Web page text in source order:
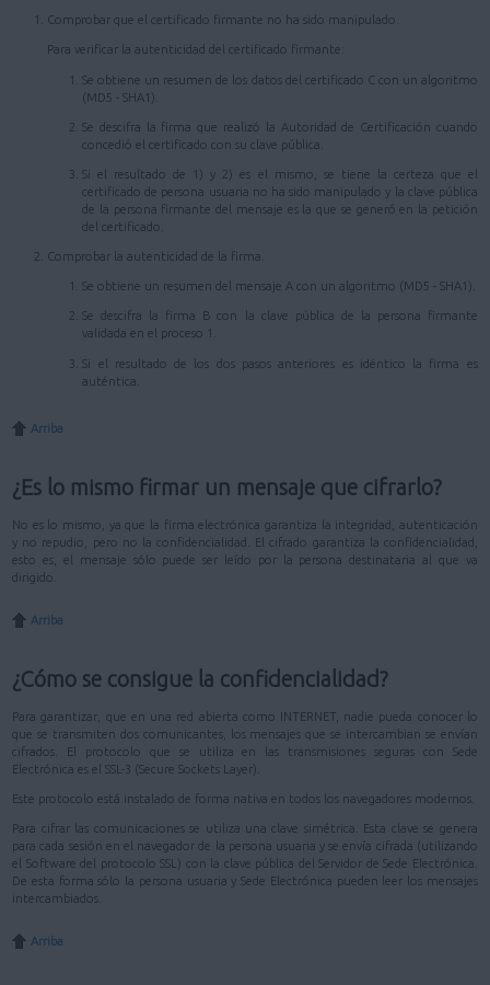
Comprobar que el certificado firmante no ha sido manipulado.
Para verificar la autenticidad del certificado firmante:
Se obtiene un resumen de los datos del certificado C con un algoritmo
(MD5 - SHA1).
Se descifra la firma que realizó la Autoridad de Certificación cuando
concedió el certificado con su clave pública.
Si el resultado de 1) y 2) es el mismo, se tiene la certeza que el
certificado de persona usuaria no ha sido manipulado y la clave pública
de la persona firmante del mensaje es la que se generó en la petición
del certificado.
Comprobar la autenticidad de la firma.
Se obtiene un resumen del mensaje A con un algoritmo (MD5 - SHA1).
Se descifra la firma B con la clave pública de la persona firmante
validada en el proceso 1.
Si el resultado de los dos pasos anteriores es idéntico la firma es
auténtica.
Arriba
¿Es lo mismo firmar un mensaje que cifrarlo?
No es lo mismo, ya que la firma electrónica garantiza la integridad, autenticación
y no repudio, pero no la confidencialidad. El cifrado garantiza la confidencialidad,
esto es, el mensaje sólo puede ser leído por la persona destinataria al que va
dirigido.
Arriba
¿Cómo se consigue la confidencialidad?
Para garantizar, que en una red abierta como INTERNET, nadie pueda conocer lo
que se transmiten dos comunicantes, los mensajes que se intercambian se envían
cifrados. El protocolo que se utiliza en las transmisiones seguras con Sede
Electrónica es el SSL-3 (Secure Sockets Layer).
Este protocolo está instalado de forma nativa en todos los navegadores modernos.
Para cifrar las comunicaciones se utiliza una clave simétrica. Esta clave se genera
para cada sesión en el navegador de la persona usuaria y se envía cifrada (utilizando
el Software del protocolo SSL) con la clave pública del Servidor de Sede Electrónica.
De esta forma sólo la persona usuaria y Sede Electrónica pueden leer los mensajes
intercambiados.
Arriba